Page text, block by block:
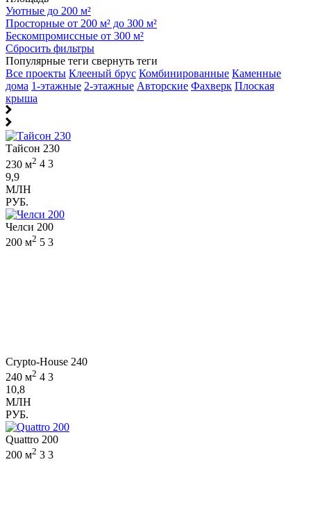
Уютные до 200 м²
Просторные от 200 м² до 300 м²
Бескомпромиссные от 300 м²
Сбросить фильтры
Популярные теги свернуть теги
Все проекты Клееный брус Комбинированные Каменные
дома 1-этажные 2-этажные Авторские Фахверк Плоская
крыша
Тайсон 230
230 м2 4 3
9,9
МЛН
РУБ.
Челси 200
200 м2 5 3
Crypto-House 240
240 м2 4 3
10,8
МЛН
РУБ.
Quattro 200
200 м2 3 3